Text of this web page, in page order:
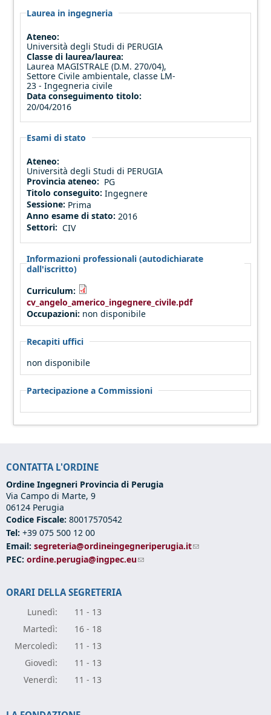
Laurea in ingegneria
Ateneo:
Università degli Studi di PERUGIA
Classe di laurea/laurea:
Laurea MAGISTRALE (D.M. 270/04),
Settore Civile ambientale, classe LM-
23 - Ingegneria civile
Data conseguimento titolo:
20/04/2016
Esami di stato
Ateneo:
Università degli Studi di PERUGIA
Provincia ateneo: PG
Titolo conseguito:Ingegnere
Sessione: Prima
Anno esame di stato: 2016
Settori: CIV
Informazioni professionali (autodichiarate
dall'iscritto)
Curriculum:
cv_angelo_americo_ingegnere_civile.pdf
(link is external)
Occupazioni: non disponibile
Recapiti uffici
non disponibile
Partecipazione a Commissioni
CONTATTA L'ORDINE
Ordine Ingegneri Provincia di Perugia
Via Campo di Marte, 9
06124 Perugia
Codice Fiscale: 80017570542
Tel: +39 075 500 12 00
Email: segreteria@ordineingegneriperugia.it(link sends e-mail)
PEC: ordine.perugia@ingpec.eu(link sends e-mail)
ORARI DELLA SEGRETERIA
Lunedì:
11 - 13
Martedì:
16 - 18
Mercoledì:
11 - 13
Giovedì:
11 - 13
Venerdì: 11 - 13